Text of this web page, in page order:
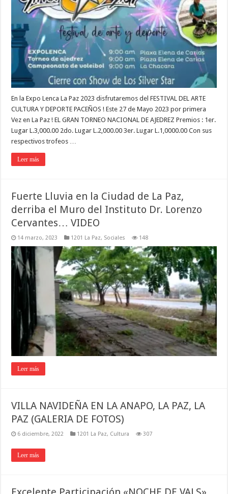
En la Expo Lenca La Paz 2023 disfrutaremos del FESTIVAL DEL ARTE
CULTURA Y DEPORTE PACEÑOS ! Este 27 de Mayo 2023 por primera
Vez en La Paz ! EL GRAN TORNEO NACIONAL DE AJEDREZ Premios : 1er.
Lugar L.3,000.00 2do. Lugar L.2,000.00 3er. Lugar L.1,0000.00 Con sus
respectivos trofeos …
Leer más
Fuerte Lluvia en la Ciudad de La Paz,
derriba el Muro del Instituto Dr. Lorenzo
Cervantes… VIDEO
14 marzo, 2023 1201 La Paz, Sociales 148
Leer más
VILLA NAVIDEÑA EN LA ANAPO, LA PAZ, LA
PAZ (GALERIA DE FOTOS)
6 diciembre, 2022 1201 La Paz, Cultura 307
Leer más